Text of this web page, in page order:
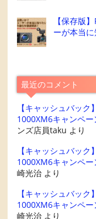
【保存版
ーが本当
最近のコメント
【キャッシュバッ
1000XM6キャンペー
ンズ店員taku より
【キャッシュバッ
1000XM6キャンペー
崎光治 より
【キャッシュバッ
1000XM6キャンペー
崎光治 より